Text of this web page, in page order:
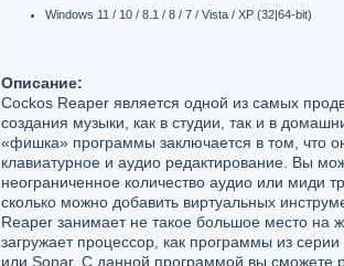
Windows 11 / 10 / 8.1 / 8 / 7 / Vista / XP (32|64-bit)
Описание:
Cockos Reaper является одной из самых
создания музыки, как в студии, так и в
«фишка» программы заключается в том, что
клавиатурное и аудио редактирование. Вы
неограниченное количество аудио или миди
сколько можно добавить виртуальных
Reaper занимает не такое большое место на
загружает процессор, как программы из
или Sonar. С данной программой вы сможете